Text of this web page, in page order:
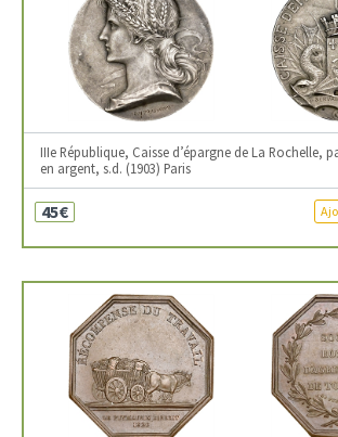
IIIe République, Caisse d’épargne de La Rochelle,
en argent, s.d. (1903) Paris
45€